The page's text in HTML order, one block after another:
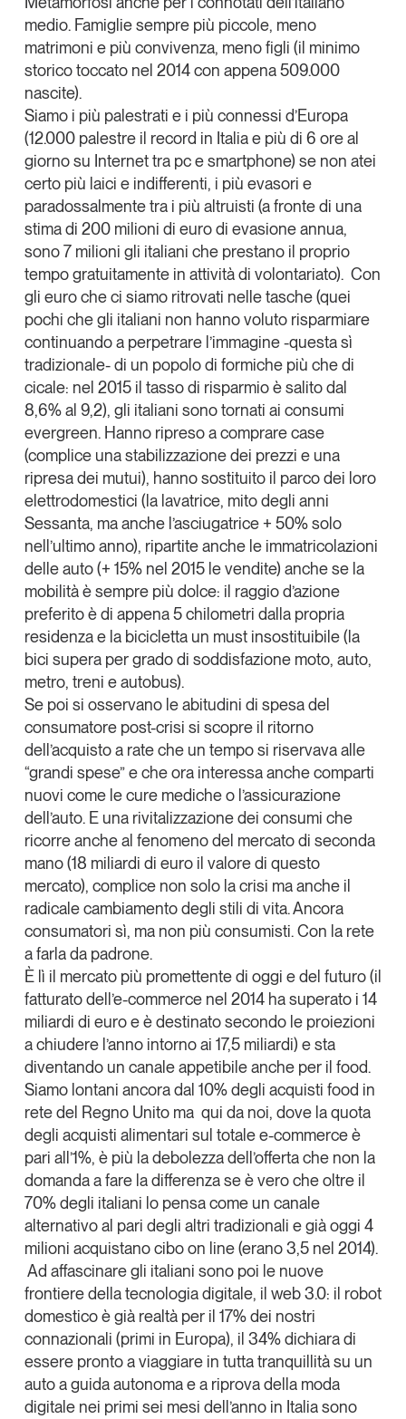
medio. Famiglie sempre più piccole, meno
matrimoni e più convivenza, meno figli (il minimo
storico toccato nel 2014 con appena 509.000
nascite).
Siamo i più palestrati e i più connessi d’Europa
(12.000 palestre il record in Italia e più di 6 ore al
giorno su Internet tra pc e smartphone) se non atei
certo più laici e indifferenti, i più evasori e
paradossalmente tra i più altruisti (a fronte di una
stima di 200 milioni di euro di evasione annua,
sono 7 milioni gli italiani che prestano il proprio
tempo gratuitamente in attività di volontariato). Con
gli euro che ci siamo ritrovati nelle tasche (quei
pochi che gli italiani non hanno voluto risparmiare
continuando a perpetrare l’immagine -questa sì
tradizionale- di un popolo di formiche più che di
cicale: nel 2015 il tasso di risparmio è salito dal
8,6% al 9,2), gli italiani sono tornati ai consumi
evergreen. Hanno ripreso a comprare case
(complice una stabilizzazione dei prezzi e una
ripresa dei mutui), hanno sostituito il parco dei loro
elettrodomestici (la lavatrice, mito degli anni
Sessanta, ma anche l’asciugatrice + 50% solo
nell’ultimo anno), ripartite anche le immatricolazioni
delle auto (+ 15% nel 2015 le vendite) anche se la
mobilità è sempre più dolce: il raggio d’azione
preferito è di appena 5 chilometri dalla propria
residenza e la bicicletta un must insostituibile (la
bici supera per grado di soddisfazione moto, auto,
metro, treni e autobus).
Se poi si osservano le abitudini di spesa del
consumatore post-crisi si scopre il ritorno
dell’acquisto a rate che un tempo si riservava alle
“grandi spese” e che ora interessa anche comparti
nuovi come le cure mediche o l’assicurazione
dell’auto. E una rivitalizzazione dei consumi che
ricorre anche al fenomeno del mercato di seconda
mano (18 miliardi di euro il valore di questo
mercato), complice non solo la crisi ma anche il
radicale cambiamento degli stili di vita. Ancora
consumatori sì, ma non più consumisti. Con la rete
a farla da padrone.
È lì il mercato più promettente di oggi e del futuro (il
fatturato dell’e-commerce nel 2014 ha superato i 14
miliardi di euro e è destinato secondo le proiezioni
a chiudere l’anno intorno ai 17,5 miliardi) e sta
diventando un canale appetibile anche per il food.
Siamo lontani ancora dal 10% degli acquisti food in
rete del Regno Unito ma qui da noi, dove la quota
degli acquisti alimentari sul totale e-commerce è
pari all’1%, è più la debolezza dell’offerta che non la
domanda a fare la differenza se è vero che oltre il
70% degli italiani lo pensa come un canale
alternativo al pari degli altri tradizionali e già oggi 4
milioni acquistano cibo on line (erano 3,5 nel 2014).
Ad affascinare gli italiani sono poi le nuove
frontiere della tecnologia digitale, il web 3.0: il robot
domestico è già realtà per il 17% dei nostri
connazionali (primi in Europa), il 34% dichiara di
essere pronto a viaggiare in tutta tranquillità su un
auto a guida autonoma e a riprova della moda
digitale nei primi sei mesi dell’anno in Italia sono